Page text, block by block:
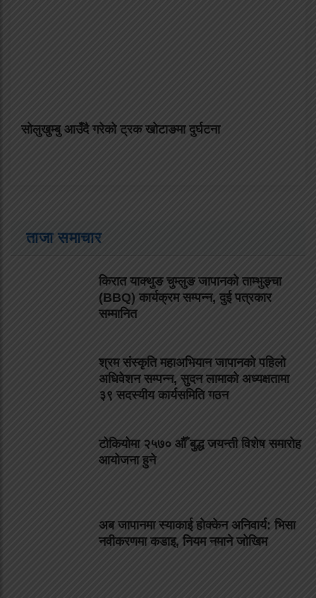
सोलुखुम्बु आउँदै गरेको ट्रक खोटाङमा दुर्घटना
ताजा समाचार
किरात याक्थुङ चुम्लुङ जापानको ताम्भुङ्चा
(BBQ) कार्यक्रम सम्पन्न, दुई पत्रकार
सम्मानित
श्रम संस्कृति महाअभियान जापानको पहिलो
अधिवेशन सम्पन्न, सुदन लामाको अध्यक्षतामा
३९ सदस्यीय कार्यसमिति गठन
टोकियोमा २५७० औँ बुद्ध जयन्ती विशेष समारोह
आयोजना हुने
अब जापानमा स्याकाई होक्केन अनिवार्य: भिसा
नवीकरणमा कडाइ, नियम नमाने जोखिम